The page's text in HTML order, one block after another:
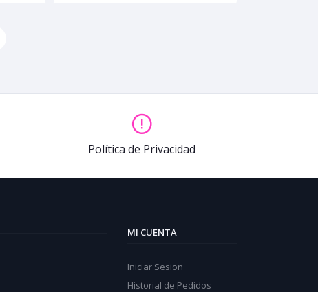
Política de Privacidad
MI CUENTA
Iniciar Sesion
Historial de Pedidos